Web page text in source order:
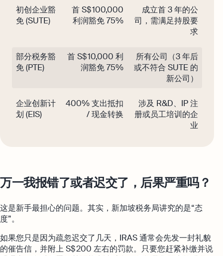
初创企业豁
免 (SUTE)
首 S$ 100,000
利润豁免 75%
成立首 3 年的公
司，需满足持股要
求
部分税务豁
免 (PTE)
首 S$ 10,000 利
润豁免 75%
所有公司（3 年后
或不符合 SUTE 的
新公司）
企业创新计
划 (EIS)
400% 支出抵扣
/ 现金转换
涉及 R&D、IP 注
册或员工培训的企
业
万一我报错了或者迟交了，后果严重吗？
这是新手最担心的问题。其实，新加坡税务局讲究的是“态
度”。
如果您只是因为疏忽迟交了几天，IRAS 通常会先发一封礼貌
的催告信，并附上 S$ 200 左右的罚款。只要您赶紧补缴并说